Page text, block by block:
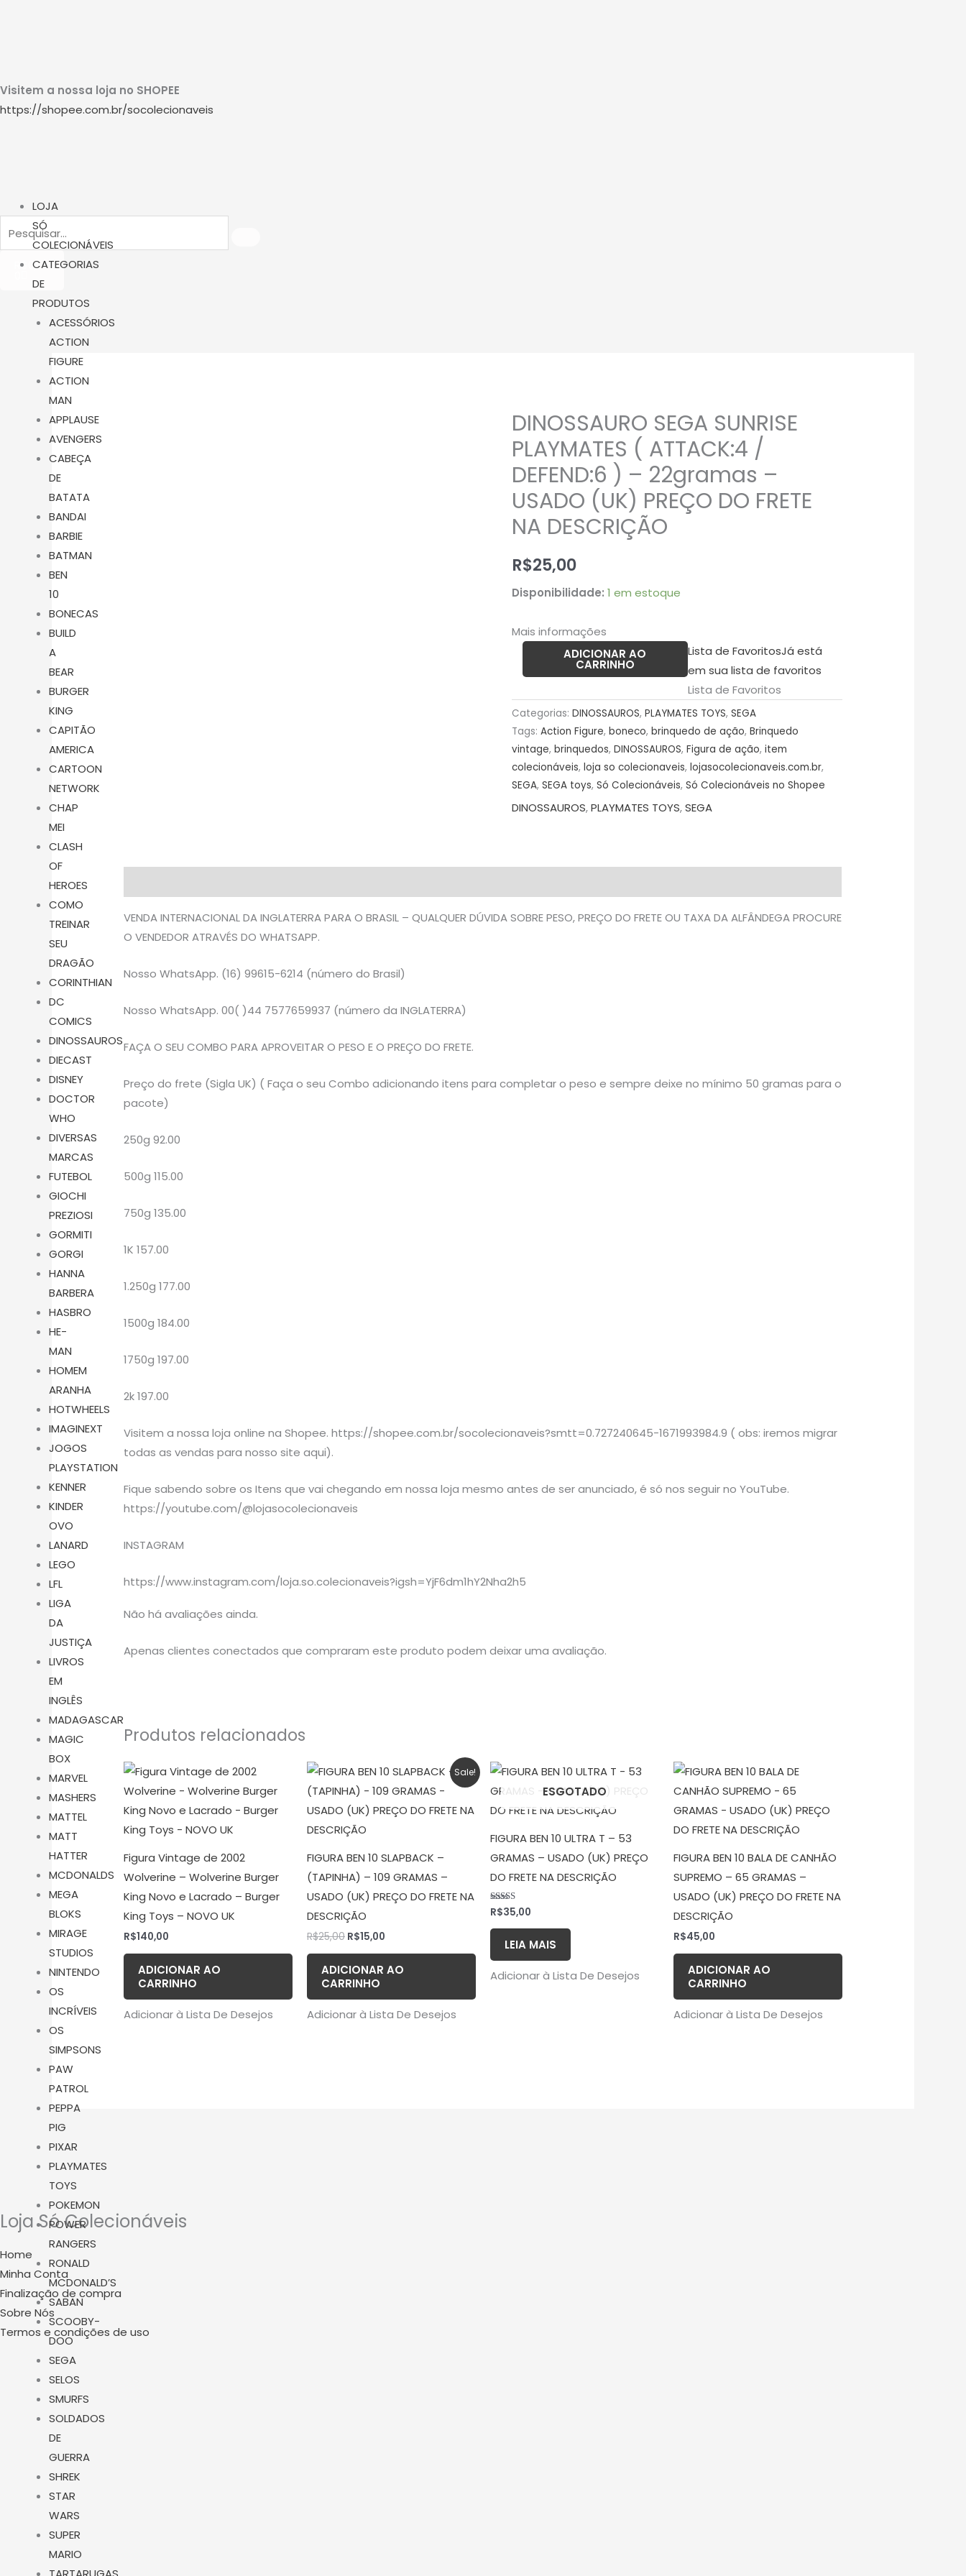
h
a
a
p
p
s
g
r
a
m
o
u
b
e
Visitem a nossa loja no SHOPEE
https://shopee.com.br/socolecionaveis
LOJA
SÓ
COLECIONÁVEIS
CATEGORIAS
DE
PRODUTOS
ACESSÓRIOS
ACTION
FIGURE
ACTION
MAN
APPLAUSE
AVENGERS
CABEÇA
DE
BATATA
BANDAI
BARBIE
BATMAN
BEN
10
BONECAS
BUILD
A
BEAR
BURGER
KING
CAPITÃO
AMERICA
CARTOON
NETWORK
CHAP
MEI
CLASH
OF
HEROES
COMO
TREINAR
SEU
DRAGÃO
CORINTHIAN
DC
COMICS
DINOSSAUROS
DIECAST
DISNEY
DOCTOR
WHO
DIVERSAS
MARCAS
FUTEBOL
GIOCHI
PREZIOSI
GORMITI
GORGI
HANNA
BARBERA
HASBRO
HE-
MAN
HOMEM
ARANHA
HOTWHEELS
IMAGINEXT
JOGOS
PLAYSTATION
KENNER
KINDER
OVO
LANARD
LEGO
LFL
LIGA
DA
JUSTIÇA
LIVROS
EM
INGLÊS
MADAGASCAR
MAGIC
BOX
MARVEL
MASHERS
MATTEL
MATT
HATTER
MCDONALDS
MEGA
BLOKS
MIRAGE
STUDIOS
NINTENDO
OS
INCRÍVEIS
OS
SIMPSONS
PAW
PATROL
PEPPA
PIG
PIXAR
PLAYMATES
TOYS
POKEMON
POWER
RANGERS
RONALD
MCDONALD’S
SABAN
SCOOBY-
DOO
SEGA
SELOS
SMURFS
SOLDADOS
DE
GUERRA
SHREK
STAR
WARS
SUPER
MARIO
Menu
Pesquisar
R$ 0,00
Carrinho
DINOSSAURO SEGA SUNRISE
PLAYMATES ( ATTACK:4 /
DEFEND:6 ) – 22gramas –
USADO (UK) PREÇO DO FRETE
NA DESCRIÇÃO
R$25,00
Disponibilidade: 1 em estoque
Mais informações
DINOSSAURO
SEGA
SUNRISE
PLAYMATES
(
ATTACK:4
/
DEFEND:6
)
–
–
(UK)
DO
FRETE
NA
DESCRIÇÃO
quantidade
ADICIONAR AO
CARRINHO
Lista de FavoritosJá está
em sua lista de favoritos
Lista de Favoritos
Categorias: DINOSSAUROS, PLAYMATES TOYS, SEGA
Tags: Action Figure, boneco, brinquedo de ação, Brinquedo
vintage, brinquedos, DINOSSAUROS, Figura de ação, item
colecionáveis, loja so colecionaveis, lojasocolecionaveis.com.br,
SEGA, SEGA toys, Só Colecionáveis, Só Colecionáveis no Shopee
DINOSSAUROS,PLAYMATES TOYS,SEGA
VENDA INTERNACIONAL DA INGLATERRA PARA O BRASIL – QUALQUER DÚVIDA SOBRE PESO, PREÇO DO FRETE OU TAXA DA ALFÂNDEGA PROCURE
O VENDEDOR ATRAVÉS DO WHATSAPP.
Nosso WhatsApp. (16) 99615-6214 (número do Brasil)
Nosso WhatsApp. 00( )44 7577659937 (número da INGLATERRA)
FAÇA O SEU COMBO PARA APROVEITAR O PESO E O PREÇO DO FRETE.
Preço do frete (Sigla UK) ( Faça o seu Combo adicionando itens para completar o peso e sempre deixe no mínimo 50 gramas para o
pacote)
250g 92.00
500g 115.00
750g 135.00
1K 157.00
1.250g 177.00
1500g 184.00
1750g 197.00
2k 197.00
Visitem a nossa loja online na Shopee. https://shopee.com.br/socolecionaveis?smtt=0.727240645-1671993984.9 ( obs: iremos migrar
todas as vendas para nosso site aqui).
Fique sabendo sobre os Itens que vai chegando em nossa loja mesmo antes de ser anunciado, é só nos seguir no YouTube.
https://youtube.com/@lojasocolecionaveis
INSTAGRAM
https://www.instagram.com/loja.so.colecionaveis?igsh=YjF6dm1hY2Nha2h5
Não há avaliações ainda.
Apenas clientes conectados que compraram este produto podem deixar uma avaliação.
Produtos relacionados
Figura Vintage de 2002
Wolverine – Wolverine Burger
King Novo e Lacrado – Burger
King Toys – NOVO UK
R$140,00
ADICIONAR AO
CARRINHO
Adicionar à Lista De Desejos
Sale!
FIGURA BEN 10 SLAPBACK –
(TAPINHA) – 109 GRAMAS –
USADO (UK) PREÇO DO FRETE NA
DESCRIÇÃO
R$25,00
O
preço
original
era:
R$25,00.
R$15,00
O
preço
atual
é:
R$15,00.
ADICIONAR AO
CARRINHO
Adicionar à Lista De Desejos
ESGOTADO
FIGURA BEN 10 ULTRA T – 53
GRAMAS – USADO (UK) PREÇO
DO FRETE NA DESCRIÇÃO
Avaliação
5.00
de 5
R$35,00
LEIA MAIS
Adicionar à Lista De Desejos
FIGURA BEN 10 BALA DE CANHÃO
SUPREMO – 65 GRAMAS –
USADO (UK) PREÇO DO FRETE NA
DESCRIÇÃO
R$45,00
ADICIONAR AO
CARRINHO
Adicionar à Lista De Desejos
Loja Só Colecionáveis
Home
Minha Conta
Finalização de compra
Sobre Nós
Termos e condições de uso
W
h
a
I
n
s
t
a
o